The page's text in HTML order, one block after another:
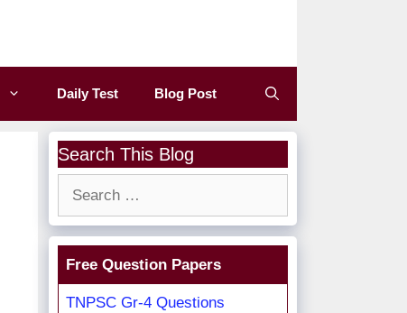
Daily Test Blog Post
Search This Blog
Free Question Papers
TNPSC Gr-4 Questions